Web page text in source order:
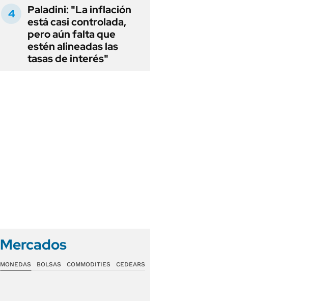
Paladini: "La inflación
está casi controlada,
pero aún falta que
estén alineadas las
tasas de interés"
Mercados
MONEDAS BOLSAS COMMODITIES CEDEARS